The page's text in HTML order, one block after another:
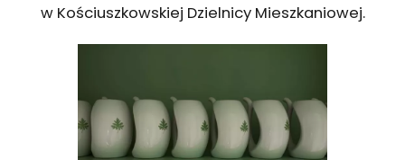
w Kościuszkowskiej Dzielnicy Mieszkaniowej.